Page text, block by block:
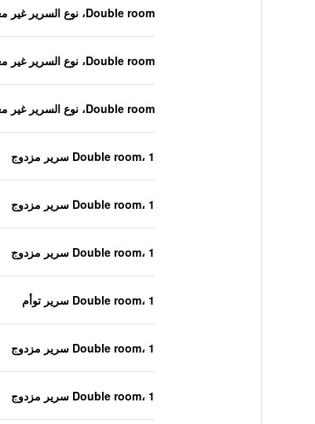
Double room، نوع السرير غير معروف
Double room، نوع السرير غير معروف
Double room، نوع السرير غير معروف
Double room، 1 سرير مزدوج
Double room، 1 سرير مزدوج
Double room، 1 سرير مزدوج
Double room، 1 سرير توأم
Double room، 1 سرير مزدوج
Double room، 1 سرير مزدوج